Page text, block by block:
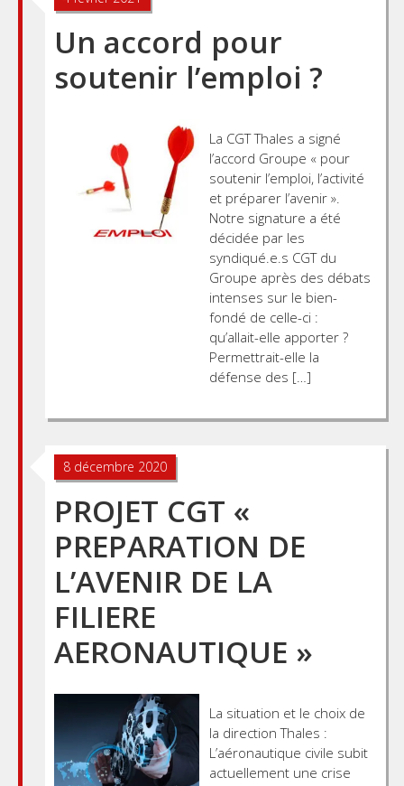
Un accord pour
soutenir l’emploi ?
La CGT Thales a signé
l’accord Groupe « pour
soutenir l’emploi, l’activité
et préparer l’avenir ».
Notre signature a été
décidée par les
syndiqué.e.s CGT du
Groupe après des débats
intenses sur le bien-
fondé de celle-ci :
qu’allait-elle apporter ?
Permettrait-elle la
défense des […]
8 décembre 2020
PROJET CGT «
PREPARATION DE
L’AVENIR DE LA
FILIERE
AERONAUTIQUE »
La situation et le choix de
la direction Thales :
L’aéronautique civile subit
actuellement une crise